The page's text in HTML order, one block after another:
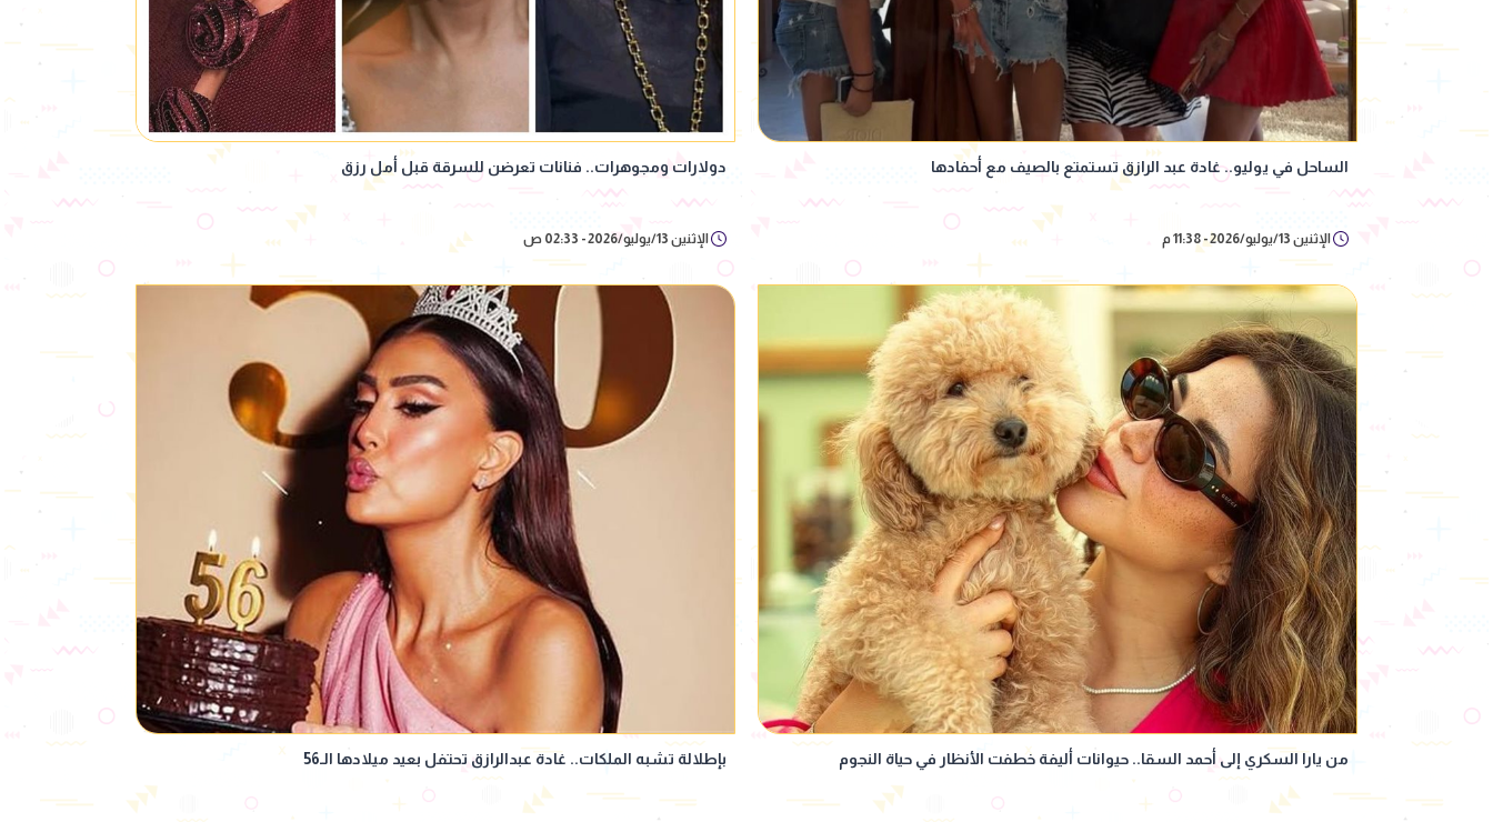
الساحل في يوليو.. غادة عبد الرازق تستمتع بالصيف مع أحفادها
الإثنين 13/يوليو/2026 - 11:38 م
دولارات ومجوهرات.. فنانات تعرضن للسرقة قبل أمل رزق
الإثنين 13/يوليو/2026 - 02:33 ص
من يارا السكري إلى أحمد السقا.. حيوانات أليفة خطفت الأنظار في حياة النجوم بإطلالة تشبه الملكات.. غادة عبدالرازق تحتفل بعيد ميلادها الـ56